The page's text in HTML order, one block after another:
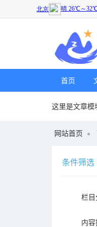
首页
这里是文章模
网站首页
条件筛选
栏
内